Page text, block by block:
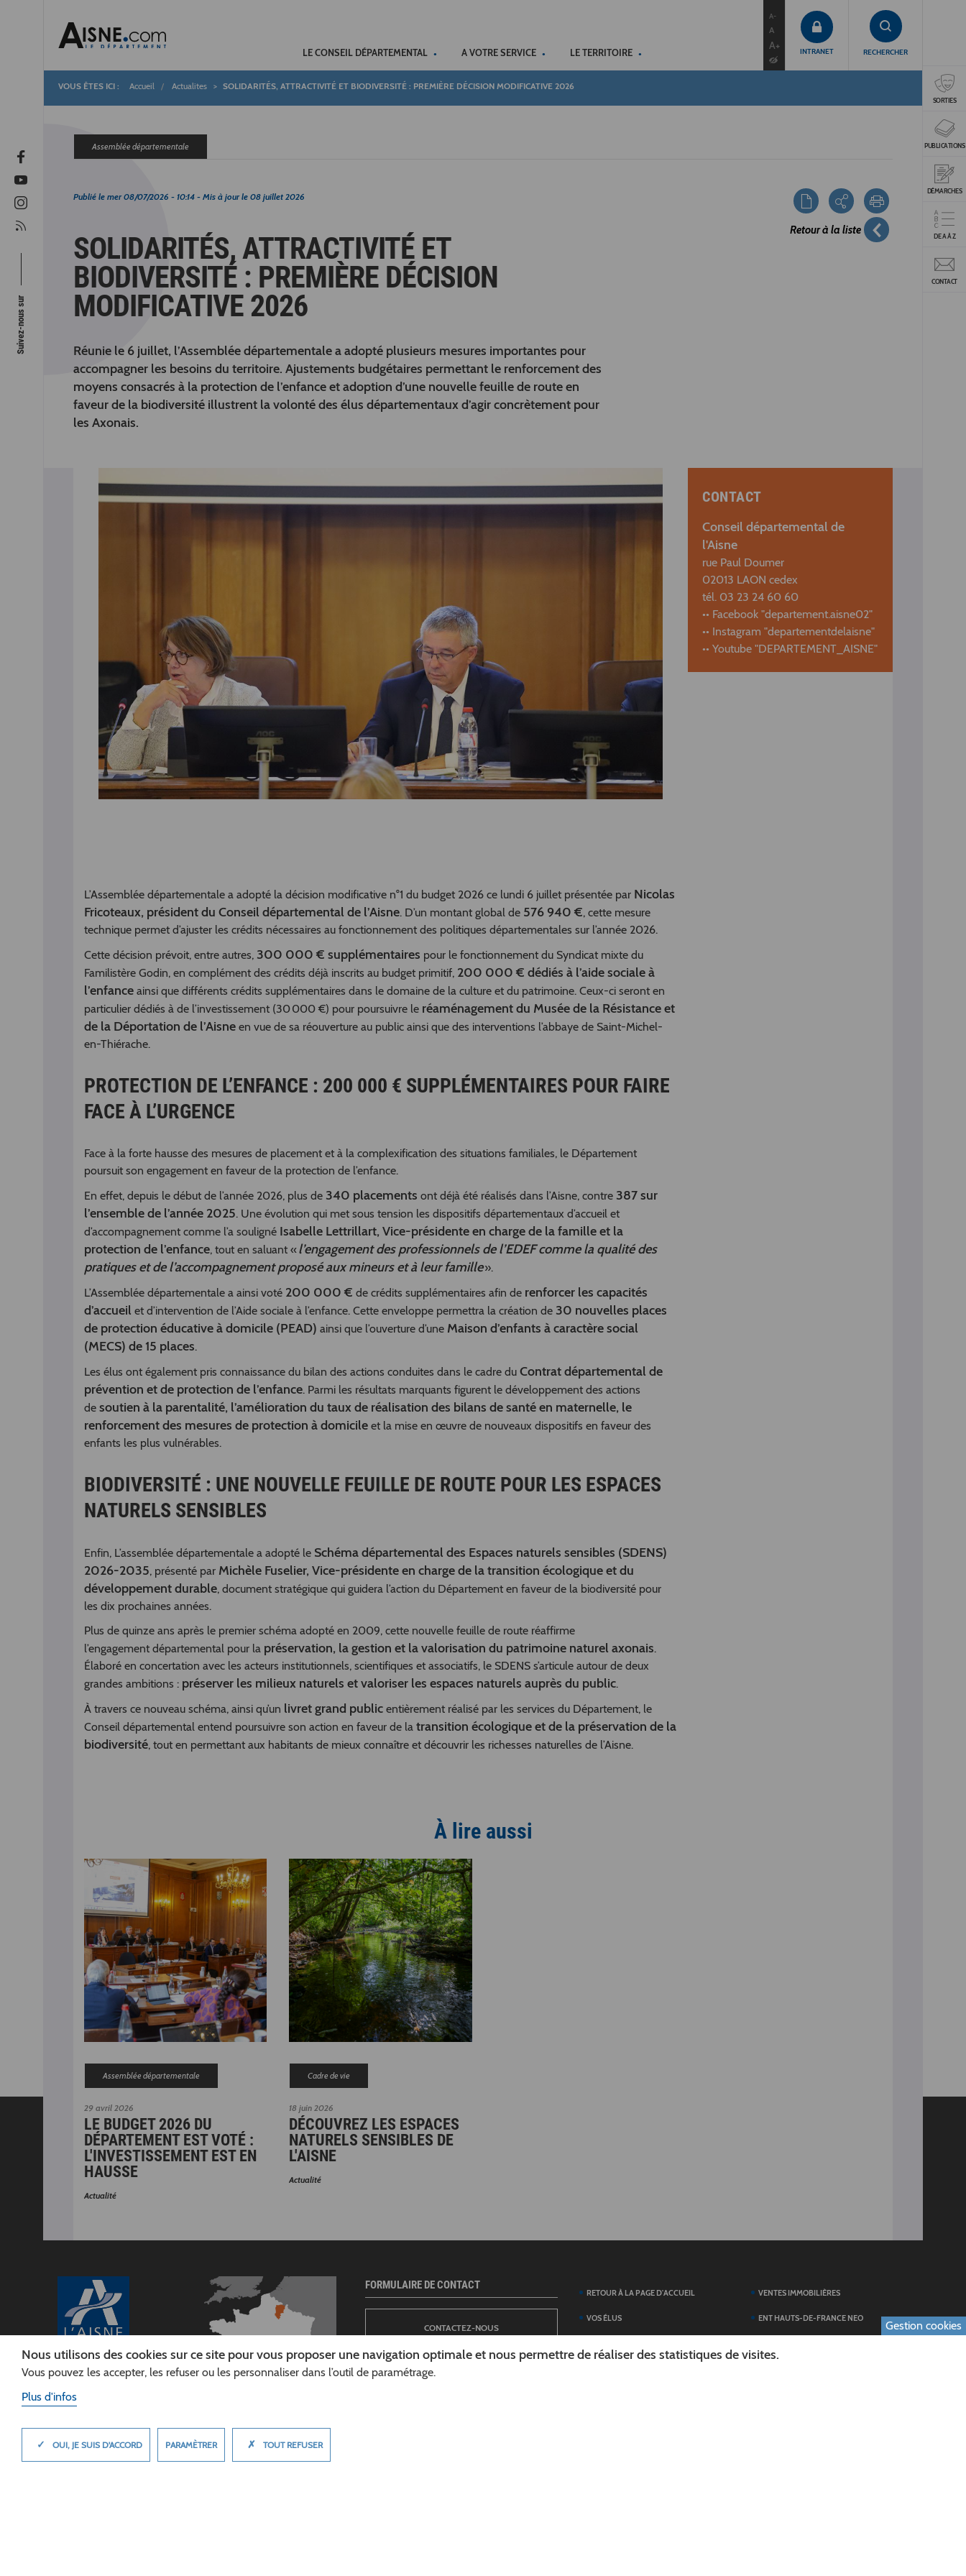
LE CONSEIL DÉPARTEMENTAL A VOTRE SERVICE LE TERRITOIRE
A-
A
A+ INTRANET RECHERCHER
SORTIES
PUBLICATIONS
DÉMARCHES
DE A À Z
CONTACT
Fil
d'Ariane
Accueil Actualites SOLIDARITÉS, ATTRACTIVITÉ ET BIODIVERSITÉ : PREMIÈRE DÉCISION MODIFICATIVE 2026
Assemblée départementale
Retour à la liste
Publié le mer 08/07/2026 - 10:14 - Mis à jour le 08 juillet 2026
SOLIDARITÉS, ATTRACTIVITÉ ET
BIODIVERSITÉ : PREMIÈRE DÉCISION
MODIFICATIVE 2026
Réunie le 6 juillet, l’Assemblée départementale a adopté plusieurs mesures importantes pour
accompagner les besoins du territoire. Ajustements budgétaires permettant le renforcement des
moyens consacrés à la protection de l’enfance et adoption d’une nouvelle feuille de route en
faveur de la biodiversité illustrent la volonté des élus départementaux d’agir concrètement pour
les Axonais.
L’Assemblée départementale a adopté la décision modificative n°1 du budget 2026 ce lundi 6 juillet présentée par Nicolas
Fricoteaux, président du Conseil départemental de l’Aisne. D’un montant global de 576 940 €, cette mesure
technique permet d’ajuster les crédits nécessaires au fonctionnement des politiques départementales sur l’année 2026.
Cette décision prévoit, entre autres, 300 000 € supplémentaires pour le fonctionnement du Syndicat mixte du
Familistère Godin, en complément des crédits déjà inscrits au budget primitif, 200 000 € dédiés à l’aide sociale à
l’enfance ainsi que différents crédits supplémentaires dans le domaine de la culture et du patrimoine. Ceux-ci seront en
particulier dédiés à de l’investissement (30 000 €) pour poursuivre le réaménagement du Musée de la Résistance et
de la Déportation de l’Aisne en vue de sa réouverture au public ainsi que des interventions l’abbaye de Saint-Michel-
en-Thiérache.
PROTECTION DE L’ENFANCE : 200 000 € SUPPLÉMENTAIRES POUR FAIRE
FACE À L’URGENCE
Face à la forte hausse des mesures de placement et à la complexification des situations familiales, le Département
poursuit son engagement en faveur de la protection de l’enfance.
En effet, depuis le début de l’année 2026, plus de 340 placements ont déjà été réalisés dans l’Aisne, contre 387 sur
l’ensemble de l’année 2025. Une évolution qui met sous tension les dispositifs départementaux d’accueil et
d’accompagnement comme l’a souligné Isabelle Lettrillart, Vice-présidente en charge de la famille et la
protection de l’enfance, tout en saluant «l’engagement des professionnels de l’EDEF comme la qualité des
pratiques et de l’accompagnement proposé aux mineurs et à leur famille».
L’Assemblée départementale a ainsi voté 200 000 € de crédits supplémentaires afin de renforcer les capacités
d’accueil et d’intervention de l’Aide sociale à l’enfance. Cette enveloppe permettra la création de 30 nouvelles places
de protection éducative à domicile (PEAD) ainsi que l’ouverture d’une Maison d’enfants à caractère social
(MECS) de 15 places.
Les élus ont également pris connaissance du bilan des actions conduites dans le cadre du Contrat départemental de
prévention et de protection de l’enfance. Parmi les résultats marquants figurent le développement des actions
de soutien à la parentalité, l’amélioration du taux de réalisation des bilans de santé en maternelle, le
renforcement des mesures de protection à domicile et la mise en œuvre de nouveaux dispositifs en faveur des
enfants les plus vulnérables.
BIODIVERSITÉ : UNE NOUVELLE FEUILLE DE ROUTE POUR LES ESPACES
NATURELS SENSIBLES
Enfin, L’assemblée départementale a adopté le Schéma départemental des Espaces naturels sensibles (SDENS)
2026-2035, présenté par Michèle Fuselier, Vice-présidente en charge de la transition écologique et du
développement durable, document stratégique qui guidera l’action du Département en faveur de la biodiversité pour
les dix prochaines années.
Plus de quinze ans après le premier schéma adopté en 2009, cette nouvelle feuille de route réaffirme
l’engagement départemental pour la préservation, la gestion et la valorisation du patrimoine naturel axonais.
Élaboré en concertation avec les acteurs institutionnels, scientifiques et associatifs, le SDENS s’articule autour de deux
grandes ambitions : préserver les milieux naturels et valoriser les espaces naturels auprès du public.
À travers ce nouveau schéma, ainsi qu’un livret grand public entièrement réalisé par les services du Département, le
Conseil départemental entend poursuivre son action en faveur de la transition écologique et de la préservation de la
biodiversité, tout en permettant aux habitants de mieux connaître et découvrir les richesses naturelles de l’Aisne.
CONTACT
Conseil départemental de
l'Aisne
rue Paul Doumer
02013 LAON cedex
tél. 03 23 24 60 60
•• Facebook "departement.aisne02"
•• Instagram "departementdelaisne"
•• Youtube "DEPARTEMENT_AISNE"
À lire aussi
29 avril 2026
Assemblée départementale
LE BUDGET 2026 DU
DÉPARTEMENT EST VOTÉ :
L'INVESTISSEMENT EST EN
HAUSSE
Actualité
18 juin 2026
Cadre de vie
DÉCOUVREZ LES ESPACES
NATURELS SENSIBLES DE
L'AISNE
Actualité
CONSEIL
L'AISNE
Rue Paul Doumer
FORMULAIRE DE CONTACT
CONTACTEZ-NOUS
RETOUR À LA PAGE D'ACCUEIL
VOS ÉLUS
DÉPARTEMENT
VENTES IMMOBILIÈRES
ENT HAUTS-DE-FRANCE NEO
Gestion cookies
Nous utilisons des cookies sur ce site pour vous proposer une navigation optimale et nous permettre de réaliser des statistiques de visites.
Vous pouvez les accepter, les refuser ou les personnaliser dans l’outil de paramétrage.
Plus d'infos
✓ OUI, JE SUIS D'ACCORD PARAMÈTRER ✗ TOUT REFUSER
MASQUER